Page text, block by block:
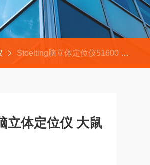
Stoelting脑立体定位仪51600 小鼠脑立体定位仪 大鼠脑立体定位仪
立体定位仪 大鼠